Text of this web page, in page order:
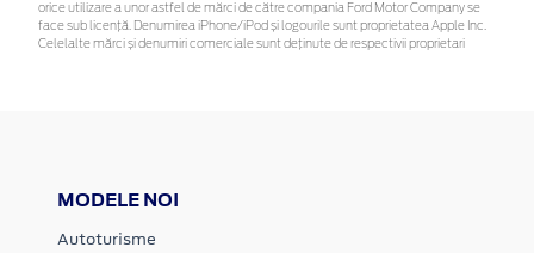
orice utilizare a unor astfel de mărci de către compania Ford Motor Company se
face sub licență. Denumirea iPhone/iPod și logourile sunt proprietatea Apple Inc.
Celelalte mărci și denumiri comerciale sunt deținute de respectivii proprietari
MODELE NOI
Autoturisme